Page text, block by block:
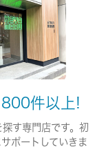
件以上!
す専門店です。初
ポートしていきま